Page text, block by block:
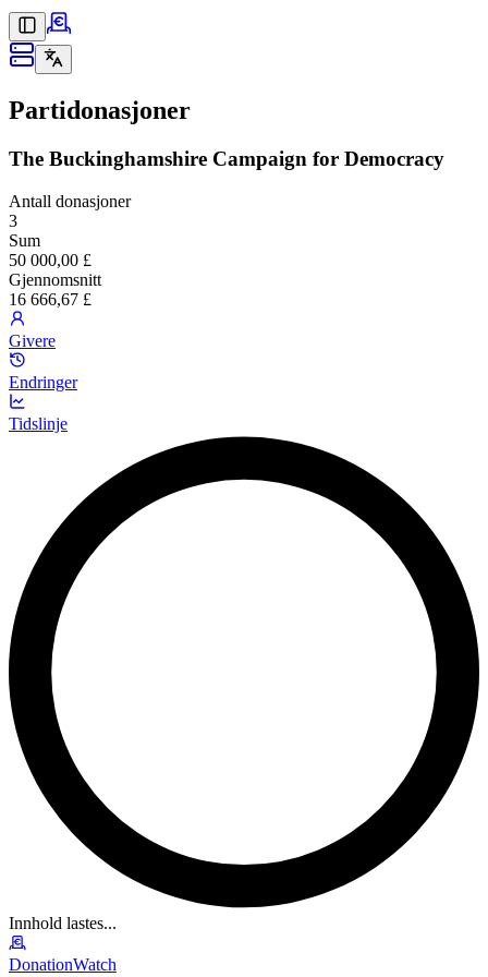
Partidonasjoner
The Buckinghamshire Campaign for Democracy
Antall donasjoner
3
Sum
50 000,00 £
Gjennomsnitt
16 666,67 £
Givere
Endringer
Tidslinje
Innhold lastes...
DonationWatch